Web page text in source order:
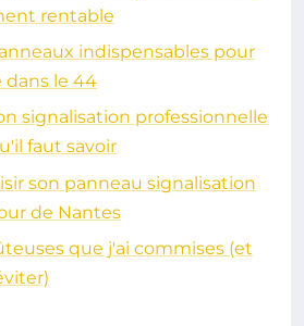
rentable
indispensables pour
dans le 44
signalisation professionnelle
faut savoir
son panneau signalisation
de Nantes
que j'ai commises (et